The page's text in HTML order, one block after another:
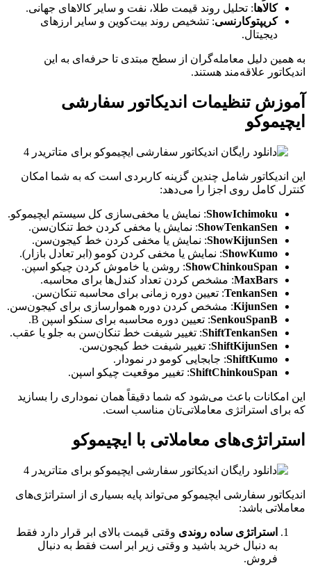
کالاها: تحلیل روند قیمت طلا، نفت و سایر کالاهای جهانی.
کریپتوکارنسی: تشخیص روند بیت‌کوین و سایر ارزهای
دیجیتال.
به همین دلیل معامله‌گران از سطح مبتدی تا حرفه‌ای به این
اندیکاتور علاقه‌مند هستند.
آموزش تنظیمات اندیکاتور سفارشی
ایچیموکو ️
این اندیکاتور شامل چندین گزینه کاربردی است که به شما امکان
کنترل کامل روی اجزا را می‌دهد:
ShowIchimoku: نمایش یا مخفی‌سازی کل سیستم ایچیموکو.
ShowTenkanSen: نمایش یا مخفی کردن خط تنکان‌سن.
ShowKijunSen: نمایش یا مخفی کردن خط کیجون‌سن.
ShowKumo: نمایش یا مخفی کردن کومو (ابر تعادل بازار).
ShowChinkouSpan: روشن یا خاموش کردن چیکو اسپن.
MaxBars: مشخص کردن تعداد کندل‌ها برای محاسبه.
TenkanSen: تعیین دوره زمانی برای محاسبه تنکان‌سن.
KijunSen: مشخص کردن دوره هموارسازی برای کیجون‌سن.
SenkouSpanB: تعیین دوره محاسبه برای سنکو اسپن B.
ShiftTenkanSen: تغییر شیفت خط تنکان‌سن به جلو یا عقب.
ShiftKijunSen: تغییر شیفت خط کیجون‌سن.
ShiftKumo: جابجایی کومو در نمودار.
ShiftChinkouSpan: تغییر موقعیت چیکو اسپن.
این امکانات باعث می‌شود که شما دقیقاً همان نموداری را بسازید
که برای استراتژی معاملاتی‌تان مناسب است.
استراتژی‌های معاملاتی با ایچیموکو
اندیکاتور سفارشی ایچیموکو می‌تواند پایه بسیاری از استراتژی‌های
معاملاتی باشد:
استراتژی ساده روندی وقتی قیمت بالای ابر قرار دارد فقط
به دنبال خرید باشید و وقتی زیر ابر است فقط به دنبال
فروش.